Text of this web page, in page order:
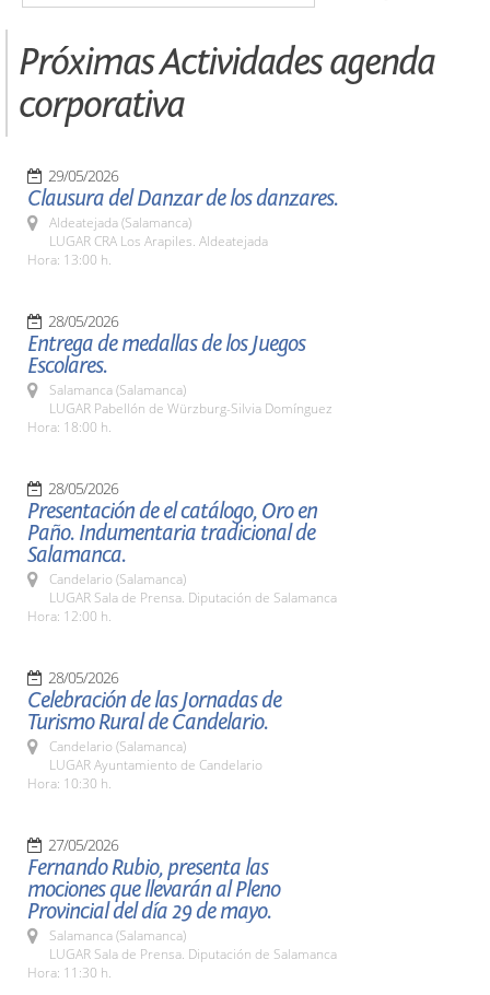
Próximas Actividades agenda
corporativa
29/05/2026
Clausura del Danzar de los danzares.
Aldeatejada (Salamanca)
LUGAR CRA Los Arapiles. Aldeatejada
Hora: 13:00 h.
28/05/2026
Entrega de medallas de los Juegos
Escolares.
Salamanca (Salamanca)
LUGAR Pabellón de Würzburg-Silvia Domínguez
Hora: 18:00 h.
28/05/2026
Presentación de el catálogo, Oro en
Paño. Indumentaria tradicional de
Salamanca.
Candelario (Salamanca)
LUGAR Sala de Prensa. Diputación de Salamanca
Hora: 12:00 h.
28/05/2026
Celebración de las Jornadas de
Turismo Rural de Candelario.
Candelario (Salamanca)
LUGAR Ayuntamiento de Candelario
Hora: 10:30 h.
27/05/2026
Fernando Rubio, presenta las
mociones que llevarán al Pleno
Provincial del día 29 de mayo.
Salamanca (Salamanca)
LUGAR Sala de Prensa. Diputación de Salamanca
Hora: 11:30 h.